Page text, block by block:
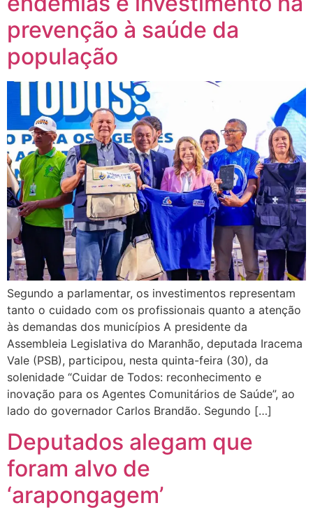
prevenção à saúde da
população
Segundo a parlamentar, os investimentos representam
tanto o cuidado com os profissionais quanto a atenção
às demandas dos municípios A presidente da
Assembleia Legislativa do Maranhão, deputada Iracema
Vale (PSB), participou, nesta quinta-feira (30), da
solenidade “Cuidar de Todos: reconhecimento e
inovação para os Agentes Comunitários de Saúde”, ao
lado do governador Carlos Brandão. Segundo […]
Deputados alegam que
foram alvo de
‘arapongagem’